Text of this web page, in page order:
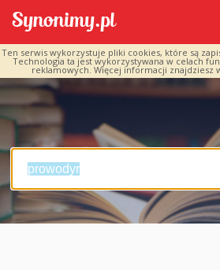
Ten serwis wykorzystuje pliki cookies, które są
Technologia ta jest wykorzystywana w celach
reklamowych. Więcej informacji znajdziesz